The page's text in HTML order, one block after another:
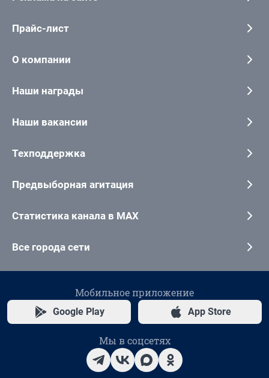
Прайс-лист
О компании
Наши награды
Наши вакансии
Техподдержка
Предвыборная агитация
Статистика канала в MAX
Все города сети
Мобильное приложение
Google Play App Store
Мы в соцсетях